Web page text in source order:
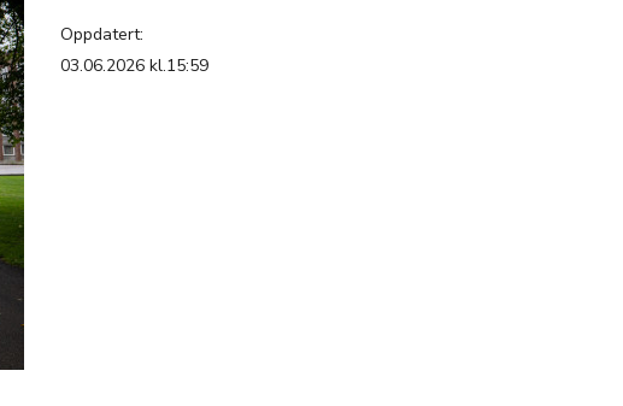
Oppdatert:
03.06.2026 kl.15:59